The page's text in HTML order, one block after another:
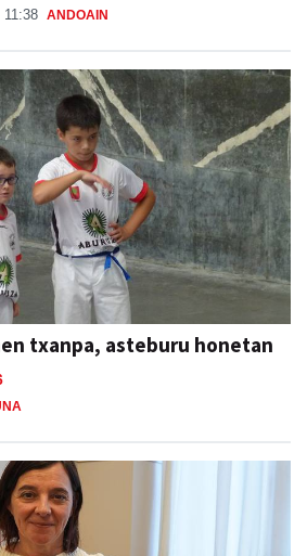
11:38 ANDOAIN
txanpa, asteburu honetan